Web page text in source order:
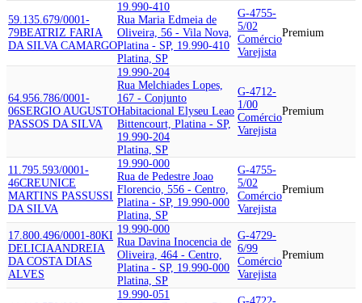
59.135.679/0001-
79BEATRIZ FARIA
DA SILVA CAMARGO
19.990-410
Rua Maria Edmeia de
Oliveira, 56 - Vila Nova,
Platina - SP, 19.990-410
Platina, SP
G-4755-
5/02
Comércio
Varejista
Premium
64.956.786/0001-
06SERGIO AUGUSTO
PASSOS DA SILVA
19.990-204
Rua Melchiades Lopes,
167 - Conjunto
Habitacional Elyseu Leao
Bittencourt, Platina - SP,
19.990-204
Platina, SP
G-4712-
1/00
Comércio
Varejista
Premium
11.795.593/0001-
46CREUNICE
MARTINS PASSUSSI
DA SILVA
19.990-000
Rua de Pedestre Joao
Florencio, 556 - Centro,
Platina - SP, 19.990-000
Platina, SP
G-4755-
5/02
Comércio
Varejista
Premium
17.800.496/0001-80KI
DELICIAANDREIA
DA COSTA DIAS
ALVES
19.990-000
Rua Davina Inocencia de
Oliveira, 464 - Centro,
Platina - SP, 19.990-000
Platina, SP
G-4729-
6/99
Comércio
Varejista
Premium
19.990-051